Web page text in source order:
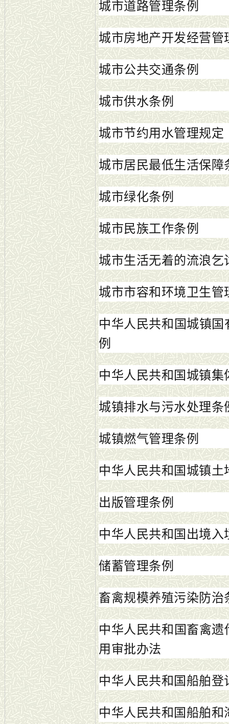
城市道路管理条例
城市房地产开发经营管
城市公共交通条例
城市供水条例
城市节约用水管理规定
城市居民最低生活保障
城市绿化条例
城市民族工作条例
城市生活无着的流浪
城市市容和环境卫生管
中华人民共和国城镇
例
中华人民共和国城镇
城镇排水与污水处理条
城镇燃气管理条例
中华人民共和国城镇
出版管理条例
中华人民共和国出境
储蓄管理条例
畜禽规模养殖污染防治
中华人民共和国畜禽
用审批办法
中华人民共和国船舶登
中华人民共和国船舶